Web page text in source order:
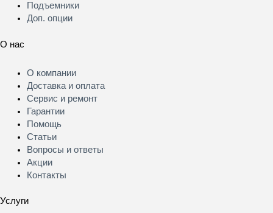
Подъемники
Доп. опции
О нас
Меню
О компании
Доставка и оплата
Сервис и ремонт
Гарантии
Помощь
Статьи
Вопросы и ответы
Акции
Контакты
Услуги